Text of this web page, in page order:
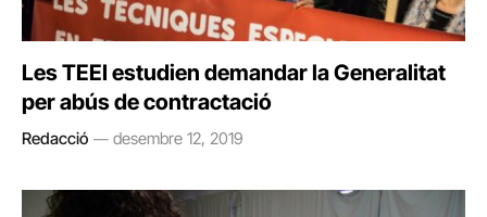
Les TEEI estudien demandar la Generalitat
per abús de contractació
Redacció desembre 12, 2019